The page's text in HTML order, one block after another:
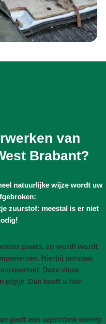
van
Brabant?
natuurlijke wijze wordt uw
zuurstof: meestal is er niet
plaats, zo wordt wordt
Hierbij ontstaat
Deze vieze
pijpje. Dan heeft u hier
geeft een septictank weinig